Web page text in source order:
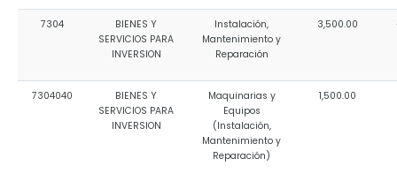
7304
BIENES Y
SERVICIOS PARA
INVERSION
Instalación,
Mantenimiento y
Reparación
3,500.00
7304040
BIENES Y
SERVICIOS PARA
INVERSION
Maquinarias y
Equipos
(Instalación,
Mantenimiento y
Reparación)
1,500.00